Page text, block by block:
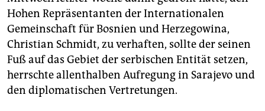
genossenschaft
epaper login
Hohen Repräsentanten der Internationalen
Gemeinschaft für Bosnien und Herzegowina,
Christian Schmidt, zu verhaften, sollte der seinen
Fuß auf das Gebiet der serbischen Entität setzen,
herrschte allenthalben Aufregung in Sarajevo und
den diplomatischen Vertretungen.